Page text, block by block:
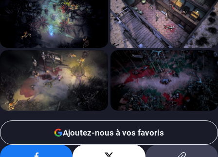
Ajoutez-nous à vos favoris